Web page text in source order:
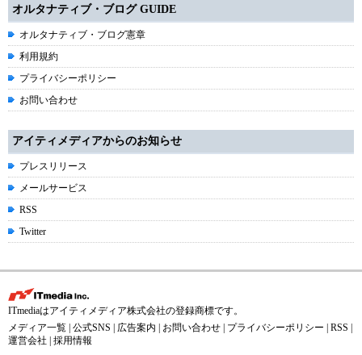
オルタナティブ・ブログ GUIDE
オルタナティブ・ブログ憲章
利用規約
プライバシーポリシー
お問い合わせ
アイティメディアからのお知らせ
プレスリリース
メールサービス
RSS
Twitter
ITmediaはアイティメディア株式会社の登録商標です。
メディア一覧 公式SNS 広告案内 お問い合わせ プライバシーポリシー RSS
運営会社
採用情報